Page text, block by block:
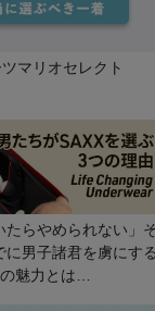
マリオセレクト
たらやめられない」
に男子諸君を虜にする
魅力とは…